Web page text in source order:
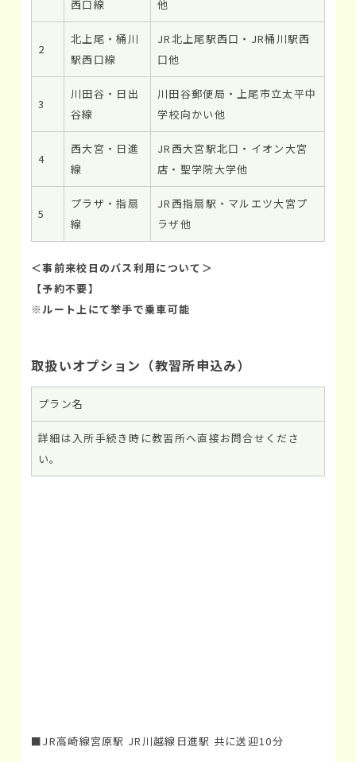
西口線 他
2
北上尾・桶川
駅西口線
JR北上尾駅西口・JR桶川駅西
口他
3
川田谷・日出
谷線
川田谷郵便局・上尾市立太平中
学校向かい他
4
西大宮・日進
線
JR西大宮駅北口・イオン大宮
店・聖学院大学他
5
プラザ・指扇
線
JR西指扇駅・マルエツ大宮プ
ラザ他
＜事前来校日のバス利用について＞
【予約不要】
※ルート上にて挙手で乗車可能
取扱いオプション（教習所申込み）
プラン名
詳細は入所手続き時に教習所へ直接お問合せくださ
い。
■JR高崎線宮原駅 JR川越線日進駅 共に送迎10分